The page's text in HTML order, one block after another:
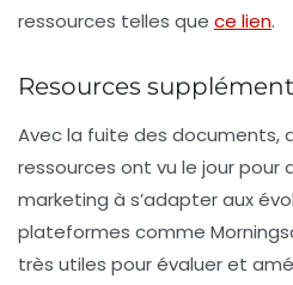
ressources telles que ce lien.
Resources
Avec la fuite des documents,
ressources ont vu le jour pour
marketing à s’adapter aux
plateformes comme
très utiles pour évaluer et